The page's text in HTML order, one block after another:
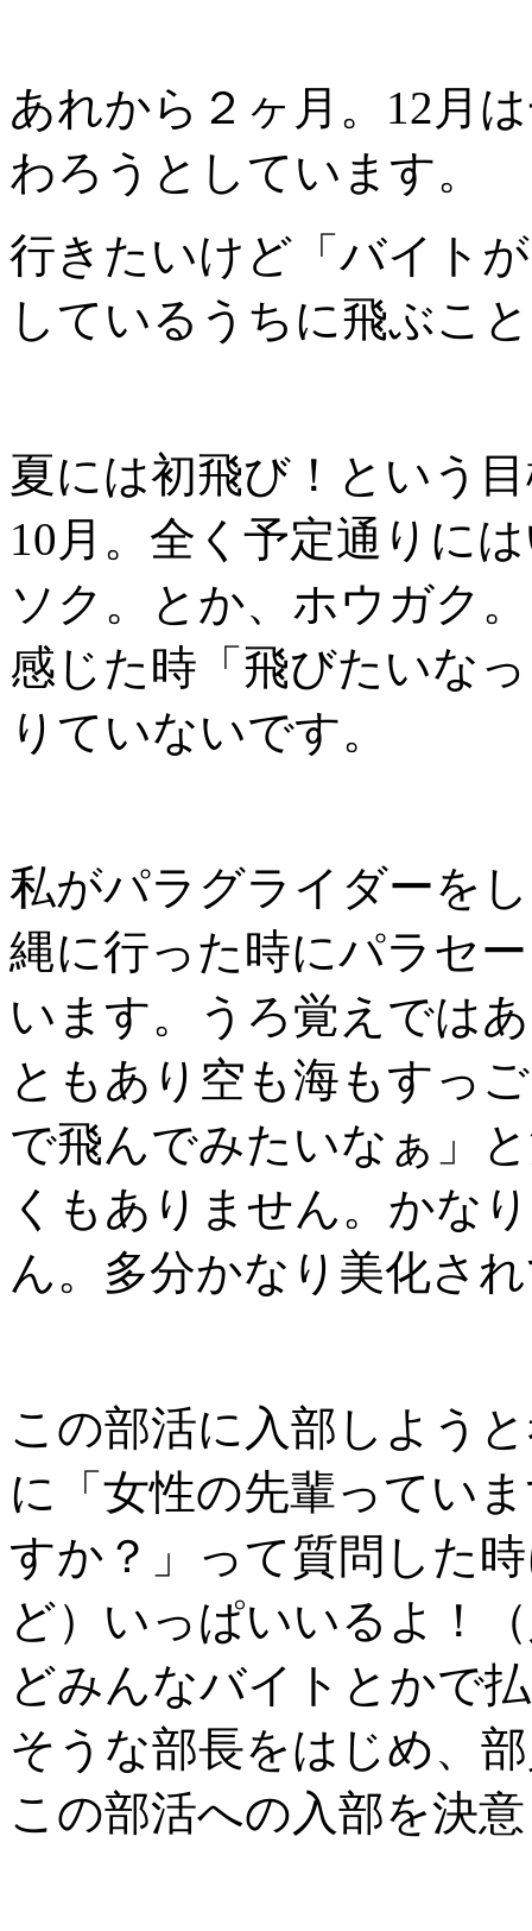
あれから２ヶ月。12月
わろうとしています。
行きたいけど「バイト
しているうちに飛ぶこ
夏には初飛び！という
10月。全く予定通りに
ソク。とか、ホウガク
感じた時「飛びたいな
りていないです。
私がパラグライダーを
縄に行った時にパラセ
います。うろ覚えでは
ともあり空も海もすっ
で飛んでみたいなぁ」
くもありません。かな
ん。多分かなり美化さ
この部活に入部しよう
に「女性の先輩ってい
すか？」って質問した
ど）いっぱいいるよ！
どみんなバイトとかで
そうな部長をはじめ、
この部活への入部を決